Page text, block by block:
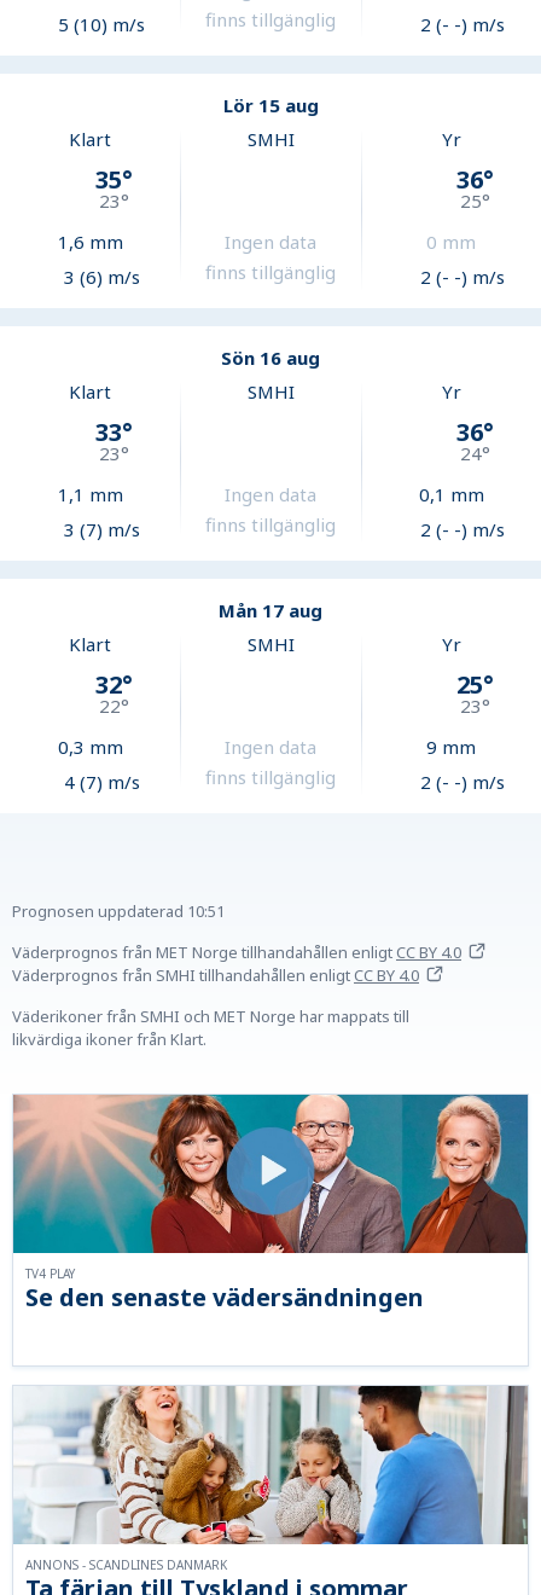
5 (10) m/s
finns tillgänglig
2 (- -) m/s
Lör 15 aug
Klart
35°
23°
1,6 mm
3 (6) m/s
SMHI
Ingen data
finns tillgänglig
Yr
36°
25°
0 mm
2 (- -) m/s
Sön 16 aug
Klart
33°
23°
1,1 mm
3 (7) m/s
SMHI
Ingen data
finns tillgänglig
Yr
36°
24°
0,1 mm
2 (- -) m/s
Mån 17 aug
Klart
32°
22°
0,3 mm
4 (7) m/s
SMHI
Ingen data
finns tillgänglig
Yr
25°
23°
9 mm
2 (- -) m/s
Prognosen uppdaterad 10:51
Väderprognos från MET Norge tillhandahållen enligtCC BY 4.0
Väderprognos från SMHI tillhandahållen enligtCC BY 4.0
Väderikoner från SMHI och MET Norge har mappats till
likvärdiga ikoner från Klart.
Se den senaste vädersändningen
TV4 PLAY
ANNONS - SCANDLINES DANMARK